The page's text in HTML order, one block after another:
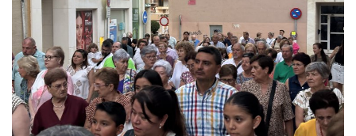
Empresas
Mapa de Mazarrón
Vídeos